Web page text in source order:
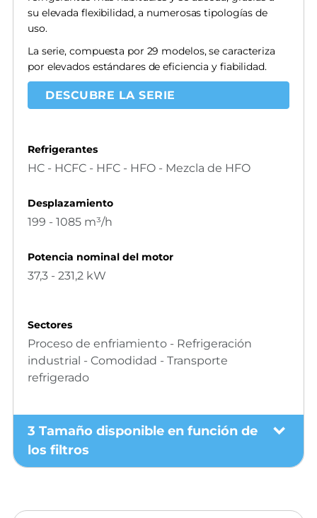
su elevada flexibilidad, a numerosas tipologías de
uso.
La serie, compuesta por 29 modelos, se caracteriza
por elevados estándares de eficiencia y fiabilidad.
DESCUBRE LA SERIE
Refrigerantes
HC - HCFC - HFC - HFO - Mezcla de HFO
Desplazamiento
199 - 1085 m³/h
Potencia nominal del motor
37,3 - 231,2 kW
Sectores
Proceso de enfriamiento - Refrigeración
industrial - Comodidad - Transporte
refrigerado
3 Tamaño disponible en función de
los filtros